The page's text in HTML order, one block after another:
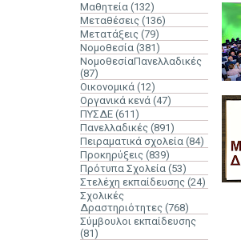
Μαθητεία (132)
Μεταθέσεις (136)
Μετατάξεις (79)
Νομοθεσία (381)
ΝομοθεσίαΠανελλαδικές
(87)
Οικονομικά (12)
Οργανικά κενά (47)
ΠΥΣΔΕ (611)
Πανελλαδικές (891)
Πειραματικά σχολεία (84)
Προκηρύξεις (839)
Πρότυπα Σχολεία (53)
Στελέχη εκπαίδευσης (24)
Σχολικές
Δραστηριότητες (768)
Σύμβουλοι εκπαίδευσης
(81)